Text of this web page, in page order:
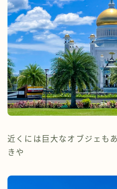
近くには巨大なオブジェも
きや